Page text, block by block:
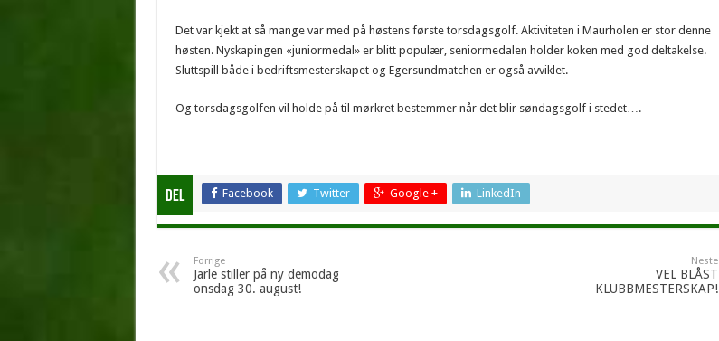
Det var kjekt at så mange var med på høstens første torsdagsgolf. Aktiviteten i Maurholen er stor denne
høsten. Nyskapingen «juniormedal» er blitt populær, seniormedalen holder koken med god deltakelse.
Sluttspill både i bedriftsmesterskapet og Egersundmatchen er også avviklet.
Og torsdagsgolfen vil holde på til mørkret bestemmer når det blir søndagsgolf i stedet….
Del Facebook Twitter Google + LinkedIn
Forrige
Jarle stiller på ny demodag
onsdag 30. august!
Neste
VEL BLÅST
KLUBBMESTERSKAP!